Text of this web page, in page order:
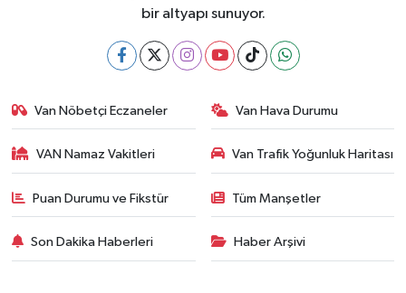
bir altyapı sunuyor.
Van Nöbetçi Eczaneler Van Hava Durumu
VAN Namaz Vakitleri Van Trafik Yoğunluk Haritası
Puan Durumu ve Fikstür Tüm Manşetler
Son Dakika Haberleri Haber Arşivi